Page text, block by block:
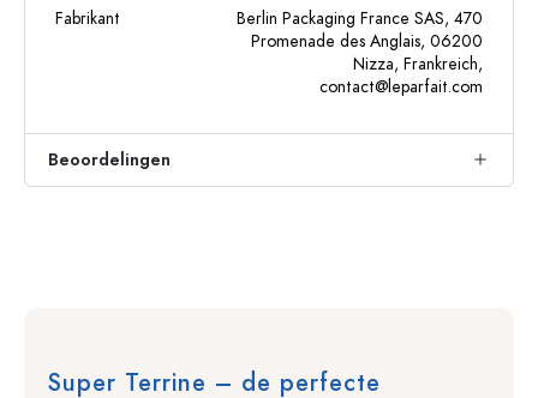
Fabrikant
Berlin Packaging France SAS, 470
Promenade des Anglais, 06200
Nizza, Frankreich,
contact@leparfait.com
Beoordelingen
Super Terrine – de perfecte